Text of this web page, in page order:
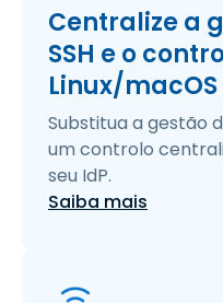
Centralize a
SSH e o
Linux/macOS
Substitua a gestão
um controlo
seu IdP.
Saiba mais